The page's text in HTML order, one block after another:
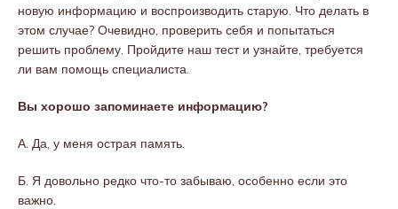
новую информацию и воспроизводить старую. Что делать в
этом случае? Очевидно, проверить себя и попытаться
решить проблему. Пройдите наш тест и узнайте, требуется
ли вам помощь специалиста.
Вы хорошо запоминаете информацию?
А. Да, у меня острая память.
Б. Я довольно редко что-то забываю, особенно если это
важно.